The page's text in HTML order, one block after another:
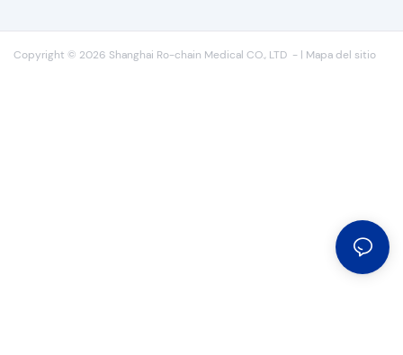
Copyright © 2026 Shanghai Ro-chain Medical CO., LTD - | Mapa del sitio